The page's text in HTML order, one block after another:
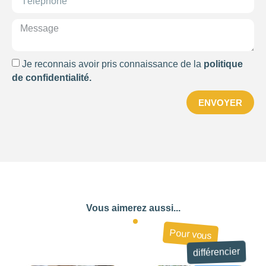
Je reconnais avoir pris connaissance de la politique
de confidentialité.
ENVOYER
Vous aimerez aussi...
Pour vous
différencier